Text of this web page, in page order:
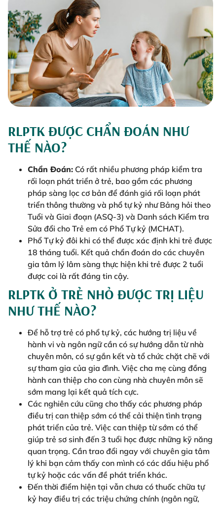
RLPTK ĐƯỢC CHẨN ĐOÁN NHƯ
THẾ NÀO?
Chẩn Đoán: Có rất nhiều phương pháp kiểm tra
rối loạn phát triển ở trẻ, bao gồm các phương
pháp sàng lọc cơ bản để đánh giá rối loạn phát
triển thông thường và phổ tự kỷ như Bảng hỏi theo
Tuổi và Giai đoạn (ASQ-3) và Danh sách Kiểm tra
Sửa đổi cho Trẻ em có Phổ Tự kỷ (MCHAT).
Phổ Tự kỷ đôi khi có thể được xác định khi trẻ được
18 tháng tuổi. Kết quả chẩn đoán do các chuyên
gia tâm lý lâm sàng thực hiện khi trẻ được 2 tuổi
được coi là rất đáng tin cậy.
RLPTK Ở TRẺ NHỎ ĐƯỢC TRỊ LIỆU
NHƯ THẾ NÀO?
Để hỗ trợ trẻ có phổ tự kỷ, các hướng trị liệu về
hành vi và ngôn ngữ cần có sự hướng dẫn từ nhà
chuyên môn, có sự gắn kết và tổ chức chặt chẽ với
sự tham gia của gia đình. Việc cha mẹ cùng đồng
hành can thiệp cho con cùng nhà chuyên môn sẽ
sớm mang lại kết quả tích cực.
Các nghiên cứu cũng cho thấy các phương pháp
điều trị can thiệp sớm có thể cải thiện tình trạng
phát triển của trẻ. Việc can thiệp từ sớm có thể
giúp trẻ sơ sinh đến 3 tuổi học được những kỹ năng
quan trọng. Cần trao đổi ngay với chuyên gia tâm
lý khi bạn cảm thấy con mình có các dấu hiệu phổ
tự kỷ hoặc các vấn đề phát triển khác.
Đến thời điểm hiện tại vẫn chưa có thuốc chữa tự
kỷ hay điều trị các triệu chứng chính (ngôn ngữ,